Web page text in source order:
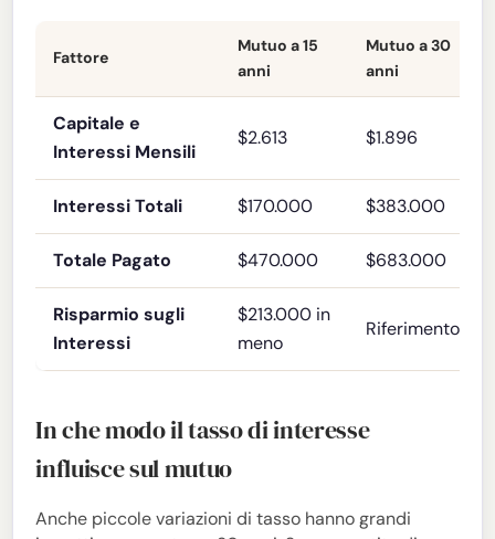
Fattore
Mutuo a 15
anni
Mutuo a 30
anni
Capitale e
Interessi Mensili
$2.613 $1.896
Interessi Totali $170.000 $383.000
Totale Pagato $470.000 $683.000
Risparmio sugli
Interessi
$213.000 in
meno
Riferimento
In che modo il tasso di interesse
influisce sul mutuo
Anche piccole variazioni di tasso hanno grandi